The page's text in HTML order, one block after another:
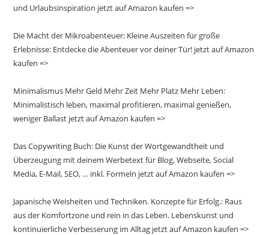
und Urlaubsinspiration jetzt auf Amazon kaufen =>
Die Macht der Mikroabenteuer: Kleine Auszeiten für große
Erlebnisse: Entdecke die Abenteuer vor deiner Tür! jetzt auf Amazon
kaufen =>
Minimalismus Mehr Geld Mehr Zeit Mehr Platz Mehr Leben:
Minimalistisch leben, maximal profitieren, maximal genießen,
weniger Ballast jetzt auf Amazon kaufen =>
Das Copywriting Buch: Die Kunst der Wortgewandtheit und
Überzeugung mit deinem Werbetext für Blog, Webseite, Social
Media, E-Mail, SEO, … inkl. Formeln jetzt auf Amazon kaufen =>
Japanische Weisheiten und Techniken. Konzepte für Erfolg.: Raus
aus der Komfortzone und rein in das Leben. Lebenskunst und
kontinuierliche Verbesserung im Alltag jetzt auf Amazon kaufen =>